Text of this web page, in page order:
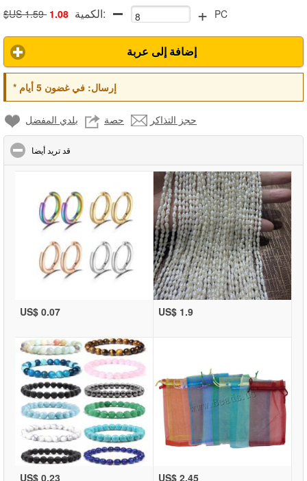
$US 1.59 1.08 الكمية: + PC
إضافة إلى عربة
* إرسال:في غضون 5 أيام
بلدي المفضل حصة حجز التذاكر
قد تريد أيضا
US$ 0.07 US$ 1.9
US$ 0.23 US$ 2.45